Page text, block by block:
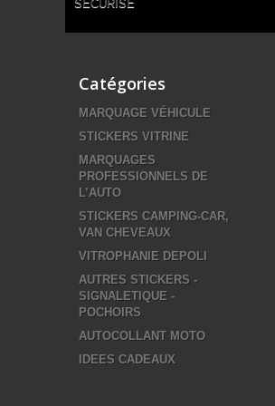
SÉCURISÉ
Catégories
MARQUAGE VÉHICULE
STICKERS VITRINE
MARQUAGES
PROFESSIONNELS DE
L’AUTO
STICKERS CAMPING-CAR,
VAN CHEVEAUX
VITROPHANIE DEPOLI
AUTRES STICKERS -
SIGNALETIQUE -
POCHOIRS
AUTOCOLLANT MOTO
IDEES CADEAUX